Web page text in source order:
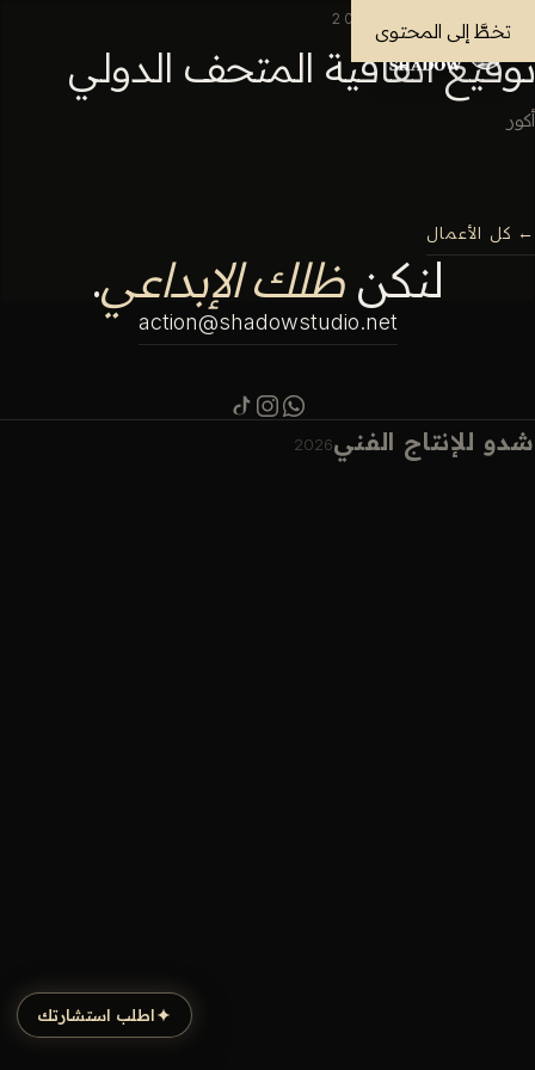
تخطَّ إلى المحتوى
الأفلام الوثائقية
توقيع اتفاقية المتحف الدولي
أكور
← كل الأعمال
لنكنظلك الإبداعي.
action@shadowstudio.net
شدو للإنتاج الفني2026
اطلب استشارتك